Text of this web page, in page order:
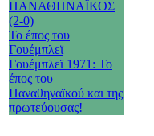
ΠΑΝΑΘΗΝΑΪΚΟΣ
(2-0)
Το έπος του
Γουέμπλεϊ
Γουέμπλεϊ 1971: Το
έπος του
Παναθηναϊκού και της
πρωτεύουσας!